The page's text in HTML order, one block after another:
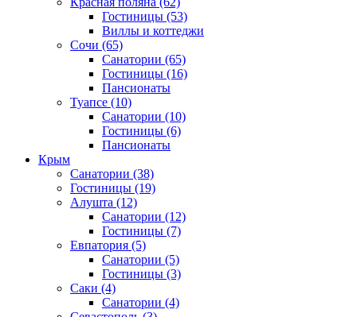
Гостиницы (53)
Виллы и коттеджи
Сочи (65)
Санатории (65)
Гостиницы (16)
Пансионаты
Туапсе (10)
Санатории (10)
Гостиницы (6)
Пансионаты
Крым
Санатории (38)
Гостиницы (19)
Алушта (12)
Санатории (12)
Гостиницы (7)
Евпатория (5)
Санатории (5)
Гостиницы (3)
Саки (4)
Санатории (4)